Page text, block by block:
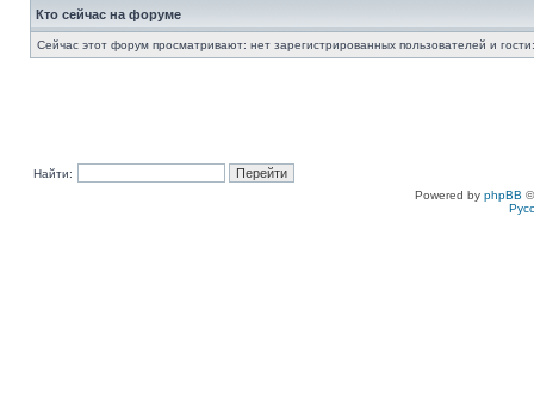
Кто сейчас на форуме
Сейчас этот форум просматривают: нет зарегистрированных пользователей и
Найти:
Powered by phpBB